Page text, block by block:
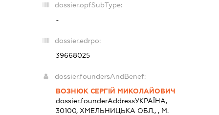
dossier.opfSubType:
-
dossier.edrpo:
39668025
dossier.foundersAndBenef:
ВОЗНЮК СЕРГІЙ МИКОЛАЙОВИЧ
dossier.founderAddressУКРАЇНА,
30100, ХМЕЛЬНИЦЬКА ОБЛ., , М.